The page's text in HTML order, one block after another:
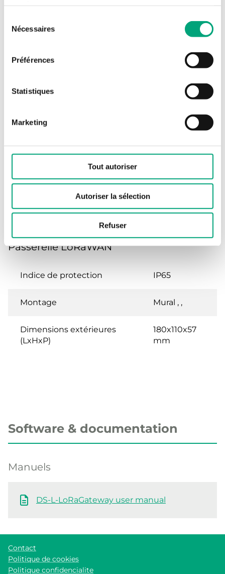
Nécessaires
Préférences
Statistiques
Marketing
Tout autoriser
Autoriser la sélection
Refuser
Internet. Elle facilite également l'échange de
via Modbus/TCP pour une flexibilité
optionnels, y compris des antennes et des
applications intérieures et extérieures.
868 Mhz
Specifications
Passerelle LoRaWAN
Indice de protection IP65
Montage Mural , ,
Dimensions extérieures
(LxHxP)
180x110x57
mm
Software & documentation
Manuels
DS-L-LoRaGateway user manual
Contact
Politique de cookies
Politique confidencialite